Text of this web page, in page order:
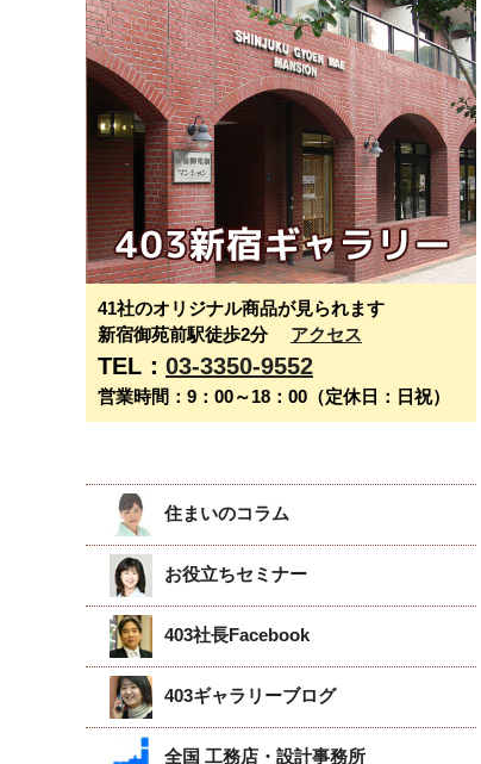
41社のオリジナル商品が見られます
新宿御苑前駅徒歩2分 アクセス
TEL： 03-3350-9552
営業時間：9：00～18：00（定休日：日祝）
住まいのコラム
お役立ちセミナー
403社長Facebook
403ギャラリーブログ
全国 工務店・設計事務所